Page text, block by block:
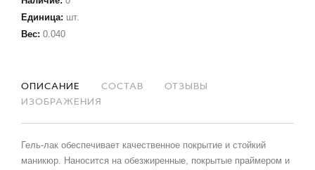
Единица: шт.
Вес: 0.040
ОПИСАНИЕ СОСТАВ
ОТЗЫВЫ
ИЗОБРАЖЕНИЯ
Гель-лак обеспечивает качественное покрытие и стойкий
маникюр. Наносится на обезжиренные, покрытые праймером и